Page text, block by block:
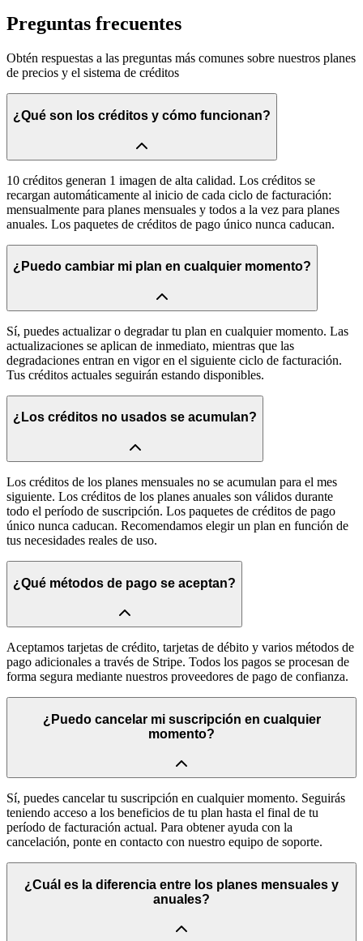
Preguntas frecuentes
Obtén respuestas a las preguntas más comunes sobre nuestros planes
de precios y el sistema de créditos
¿Qué son los créditos y cómo funcionan?
10 créditos generan 1 imagen de alta calidad. Los créditos se
recargan automáticamente al inicio de cada ciclo de facturación:
mensualmente para planes mensuales y todos a la vez para planes
anuales. Los paquetes de créditos de pago único nunca caducan.
¿Puedo cambiar mi plan en cualquier momento?
Sí, puedes actualizar o degradar tu plan en cualquier momento. Las
actualizaciones se aplican de inmediato, mientras que las
degradaciones entran en vigor en el siguiente ciclo de facturación.
Tus créditos actuales seguirán estando disponibles.
¿Los créditos no usados se acumulan?
Los créditos de los planes mensuales no se acumulan para el mes
siguiente. Los créditos de los planes anuales son válidos durante
todo el período de suscripción. Los paquetes de créditos de pago
único nunca caducan. Recomendamos elegir un plan en función de
tus necesidades reales de uso.
¿Qué métodos de pago se aceptan?
Aceptamos tarjetas de crédito, tarjetas de débito y varios métodos de
pago adicionales a través de Stripe. Todos los pagos se procesan de
forma segura mediante nuestros proveedores de pago de confianza.
¿Puedo cancelar mi suscripción en cualquier
momento?
Sí, puedes cancelar tu suscripción en cualquier momento. Seguirás
teniendo acceso a los beneficios de tu plan hasta el final de tu
período de facturación actual. Para obtener ayuda con la
cancelación, ponte en contacto con nuestro equipo de soporte.
¿Cuál es la diferencia entre los planes mensuales y
anuales?